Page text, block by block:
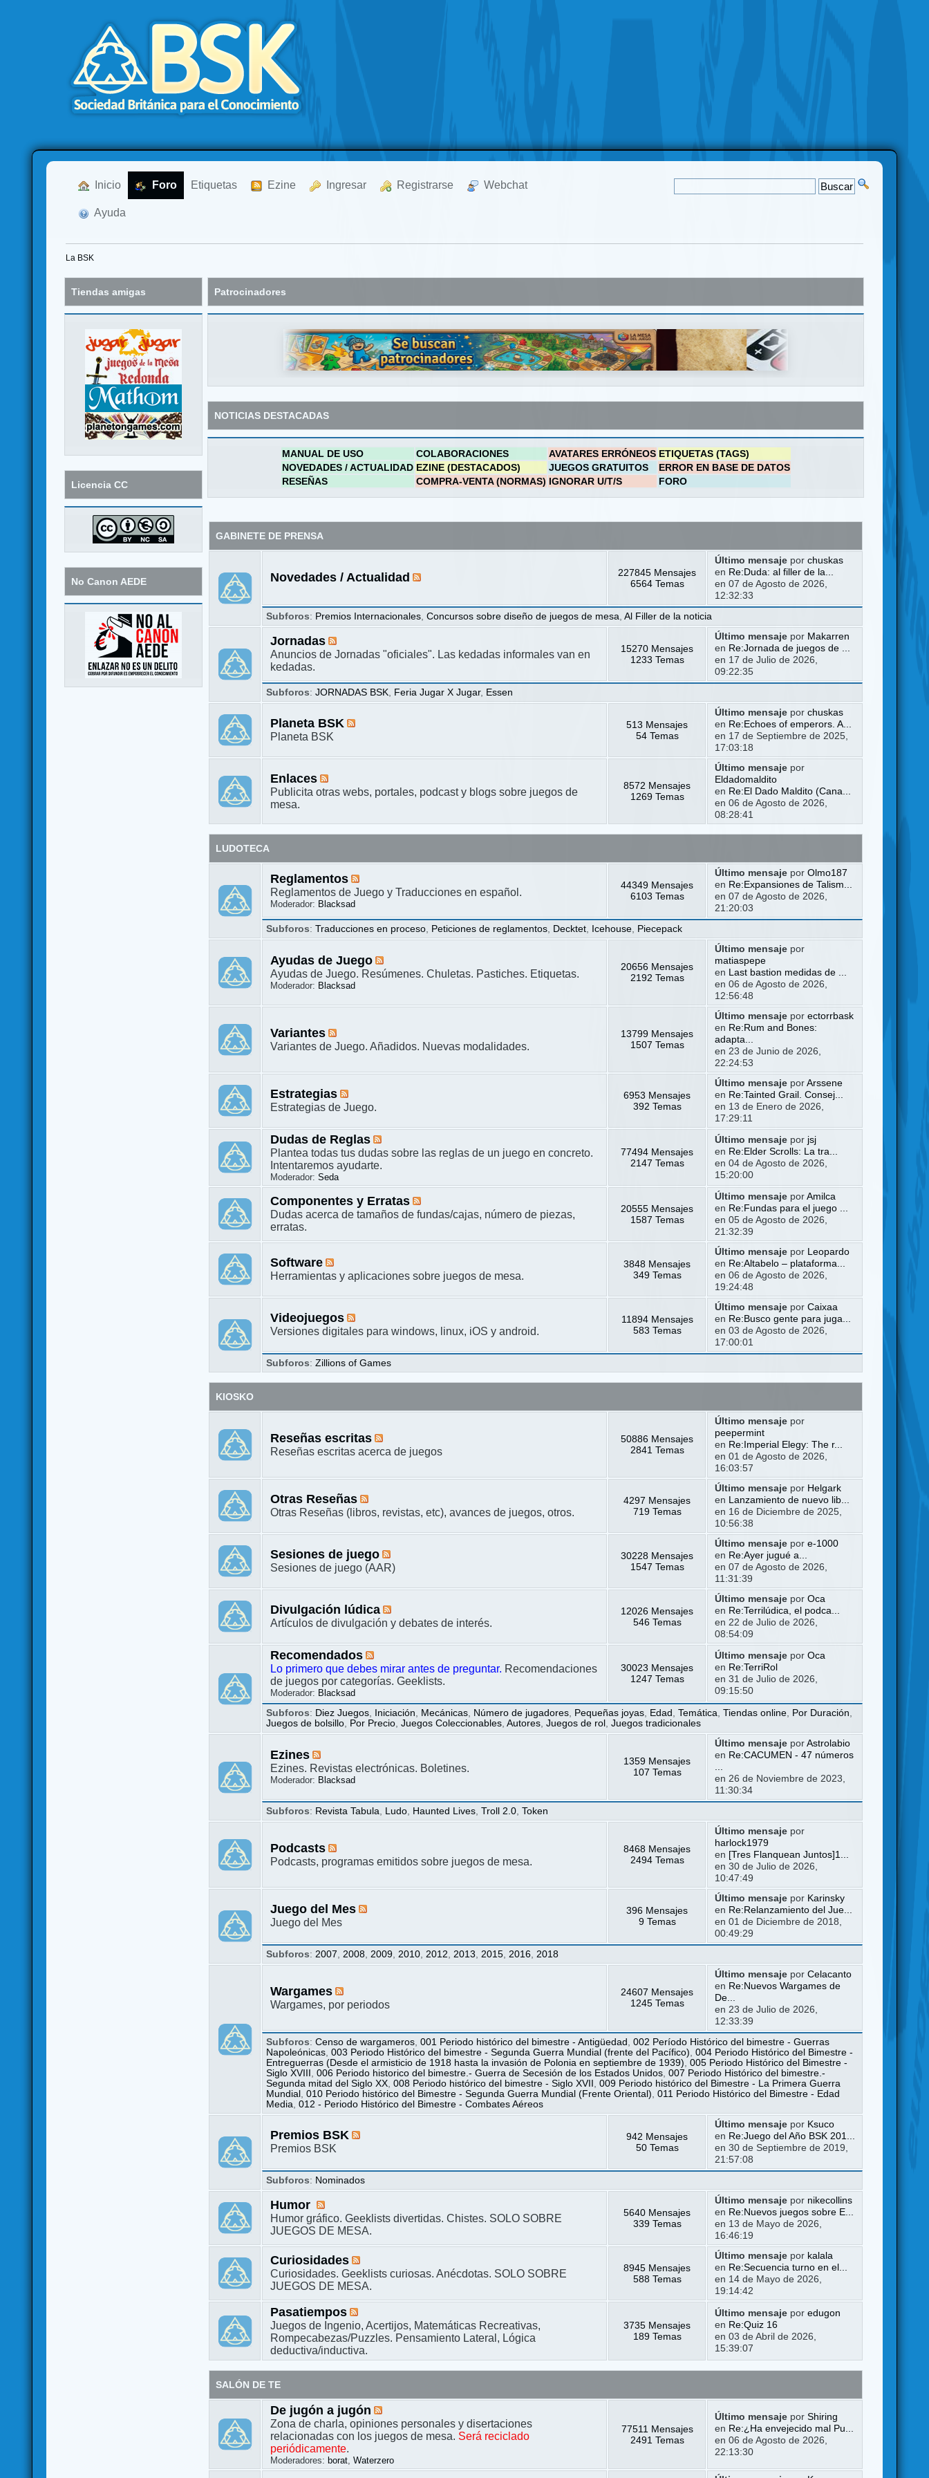
Inicio Foro Etiquetas Ezine Ingresar Registrarse Webchat
Ayuda
La BSK
Tiendas amigas
Licencia CC
No Canon AEDE
Patrocinadores
NOTICIAS DESTACADAS
MANUAL DE USO COLABORACIONES AVATARES ERRÓNEOS ETIQUETAS (TAGS)
NOVEDADES / ACTUALIDAD EZINE (DESTACADOS) JUEGOS GRATUITOS
ERROR EN BASE DE DATOS
RESEÑAS
COMPRA-VENTA (NORMAS) IGNORAR U/T/S FORO
GABINETE DE PRENSA
Novedades / Actualidad
227845 Mensajes
6564 Temas
Último mensajepor chuskas
en Re:Duda: al filler de la...
en 07 de Agosto de 2026,
12:32:33
Subforos: Premios Internacionales ,Concursos sobre diseño de juegos de mesa ,Al Filler de la noticia
Jornadas
Anuncios de Jornadas "oficiales". Las kedadas informales van en
kedadas.
15270 Mensajes
1233 Temas
Último mensajepor Makarren
en Re:Jornada de juegos de ...
en 17 de Julio de 2026,
09:22:35
Subforos:JORNADAS BSK Feria Jugar X Jugar, Essen
Planeta BSK
Planeta BSK
513 Mensajes
54 Temas
Último mensajepor chuskas
en Re:Echoes of emperors. A...
en 17 de Septiembre de 2025,
17:03:18
Enlaces
Publicita otras webs, portales, podcast y blogs sobre juegos de
mesa.
8572 Mensajes
1269 Temas
Último mensajepor
Eldadomaldito
en Re:El Dado Maldito (Cana...
en 06 de Agosto de 2026,
08:28:41
LUDOTECA
Reglamentos
Reglamentos de Juego y Traducciones en español.
Moderador: Blacksad
44349 Mensajes
6103 Temas
Último mensajepor Olmo187
en Re:Expansiones de Talism...
en 07 de Agosto de 2026,
21:20:03
Subforos:Traducciones en proceso Peticiones de reglamentos Decktet Icehouse Piecepack
Ayudas de Juego
Ayudas de Juego. Resúmenes. Chuletas. Pastiches. Etiquetas.
Moderador: Blacksad
20656 Mensajes
2192 Temas
Último mensajepor
matiaspepe
en
Last bastion medidas de ...
en 06 de Agosto de 2026,
12:56:48
Variantes
Variantes de Juego. Añadidos. Nuevas modalidades.
13799 Mensajes
1507 Temas
Último mensajepor ectorrbask
en Re:Rum and Bones:
adapta...
en 23 de Junio de 2026,
22:24:53
Estrategias
Estrategias de Juego.
6953 Mensajes
392 Temas
Último mensajepor Arssene
en Re:Tainted Grail. Consej...
en 13 de Enero de 2026,
17:29:11
Dudas de Reglas
Plantea todas tus dudas sobre las reglas de un juego en concreto.
Intentaremos ayudarte.
Moderador:Seda
77494 Mensajes
2147 Temas
Último mensajepor jsj
en Re:Elder Scrolls: La tra...
en 04 de Agosto de 2026,
15:20:00
Componentes y Erratas
Dudas acerca de tamaños de fundas/cajas, número de piezas,
erratas.
20555 Mensajes
1587 Temas
Último mensajepor Amilca
en Re:Fundas para el juego ...
en 05 de Agosto de 2026,
21:32:39
Software
Herramientas y aplicaciones sobre juegos de mesa.
3848 Mensajes
349 Temas
Último mensajepor
Leopardo
en Re:Altabelo – plataforma...
en 06 de Agosto de 2026,
19:24:48
Videojuegos
Versiones digitales para windows, linux, iOS y android.
11894 Mensajes
583 Temas
Último mensajepor Caixaa
en Re:Busco gente para juga...
en 03 de Agosto de 2026,
17:00:01
Subforos:Zillions of Games
KIOSKO
Reseñas escritas
Reseñas escritas acerca de juegos
50886 Mensajes
2841 Temas
Último mensajepor
peepermint
en Re:Imperial Elegy: The r...
en 01 de Agosto de 2026,
16:03:57
Otras Reseñas
Otras Reseñas (libros, revistas, etc), avances de juegos, otros.
4297 Mensajes
719 Temas
Último mensajepor Helgark
en
Lanzamiento de nuevo lib...
en 16 de Diciembre de 2025,
10:56:38
Sesiones de juego
Sesiones de juego (AAR)
30228 Mensajes
1547 Temas
Último mensajepor e-1000
en Re:Ayer jugué a...
en 07 de Agosto de 2026,
11:31:39
Divulgación lúdica
Artículos de divulgación y debates de interés.
12026 Mensajes
546 Temas
Último mensajepor Oca
en Re:Terrilúdica, el podca...
en 22 de Julio de 2026,
08:54:09
Recomendados
Lo primero que debes mirar antes de preguntar. Recomendaciones
de juegos por categorías. Geeklists.
Moderador: Blacksad
30023 Mensajes
1247 Temas
Último mensajepor Oca
en Re:TerriRol
en 31 de Julio de 2026,
09:15:50
Subforos: Diez Juegos Iniciación Mecánicas Número de jugadores Pequeñas joyas Edad ,Temática ,Tiendas online Por Duración
Juegos de bolsillo
Por Precio ,Juegos Coleccionables ,Autores ,Juegos de rol ,Juegos tradicionales
Ezines
Ezines. Revistas electrónicas. Boletines.
Moderador: Blacksad
1359 Mensajes
107 Temas
Último mensajepor Astrolabio
en Re:CACUMEN - 47 números
en 26 de Noviembre de 2023,
11:30:34
Subforos: Revista Tabula Ludo Haunted Lives ,Troll 2.0 ,Token
Podcasts
Podcasts, programas emitidos sobre juegos de mesa.
8468 Mensajes
2494 Temas
Último mensajepor
harlock1979
en [Tres Flanquean Juntos]1...
en 30 de Julio de 2026,
10:47:49
Juego del Mes
Juego del Mes
396 Mensajes
9 Temas
Último mensajepor Karinsky
en Re:Relanzamiento del Jue...
en 01 de Diciembre de 2018,
00:49:29
Subforos: 2007 2008 2009 2010 2012 2013 2015 2016 2018
Wargames
Wargames, por periodos
24607 Mensajes
1245 Temas
Último mensajepor Celacanto
en Re:Nuevos Wargames de
De...
en 23 de Julio de 2026,
12:33:39
Subforos:Censo de wargameros ,001 Periodo histórico del bimestre - Antigüedad ,002 Período Histórico del bimestre - Guerras
Napoleónicas ,003 Periodo Histórico del bimestre - Segunda Guerra Mundial (frente del Pacífico) ,004 Periodo Histórico del Bimestre -
Entreguerras (Desde el armisticio de 1918 hasta la invasión de Polonia en septiembre de 1939) ,005 Periodo Histórico del Bimestre -
Siglo XVIII
,006 Periodo historico del bimestre.- Guerra de Secesión de los Estados Unidos ,007 Periodo Histórico del bimestre.-
Segunda mitad del Siglo XX ,008 Periodo histórico del bimestre - Siglo XVII ,009 Periodo histórico del Bimestre - La Primera Guerra
Mundial
,010 Periodo histórico del Bimestre - Segunda Guerra Mundial (Frente Oriental) ,011 Periodo Histórico del Bimestre - Edad
Media ,012 - Periodo Histórico del Bimestre - Combates Aéreos
Premios BSK
Premios BSK
942 Mensajes
50 Temas
Último mensajepor Ksuco
en Re:Juego del Año BSK 201...
en 30 de Septiembre de 2019,
21:57:08
Subforos: Nominados
Humor
Humor gráfico. Geeklists divertidas. Chistes. SOLO SOBRE
JUEGOS DE MESA.
5640 Mensajes
339 Temas
Último mensajepor nikecollins
en Re:Nuevos juegos sobre E...
en 13 de Mayo de 2026,
16:46:19
Curiosidades
Curiosidades. Geeklists curiosas. Anécdotas. SOLO SOBRE
JUEGOS DE MESA.
8945 Mensajes
588 Temas
Último mensajepor kalala
en Re:Secuencia turno en el...
en 14 de Mayo de 2026,
19:14:42
Pasatiempos
Juegos de Ingenio, Acertijos, Matemáticas Recreativas,
Rompecabezas/Puzzles. Pensamiento Lateral, Lógica
deductiva/inductiva.
3735 Mensajes
189 Temas
Último mensajepor edugon
en Re:Quiz 16
en 03 de Abril de 2026,
15:39:07
SALÓN DE TE
De jugón a jugón
Zona de charla, opiniones personales y disertaciones
relacionadas con los juegos de mesa. Será reciclado
periódicamente.
Moderadores: borat ,Waterzero
77511 Mensajes
2491 Temas
Último mensajepor Shiring
en Re:¿Ha envejecido mal Pu...
en 06 de Agosto de 2026,
22:13:30